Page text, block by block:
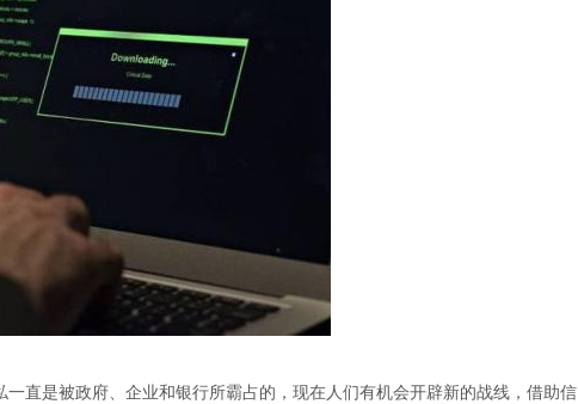
直是被政府、企业和银行所霸占的，现在人们有机会开辟新的战线，借助信